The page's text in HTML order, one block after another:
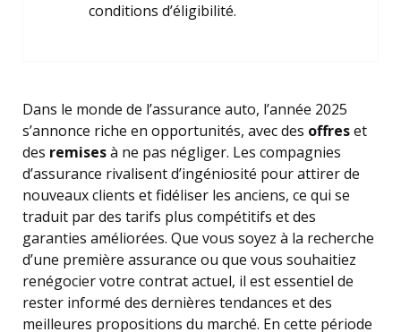
conditions d’éligibilité.
Dans le monde de l’assurance auto, l’année 2025
s’annonce riche en opportunités, avec des offreset
des remisesà ne pas négliger. Les compagnies
d’assurance rivalisent d’ingéniosité pour attirer de
nouveaux clients et fidéliser les anciens, ce qui se
traduit par des tarifs plus compétitifs et des
garanties améliorées. Que vous soyez à la recherche
d’une première assurance ou que vous souhaitiez
renégocier votre contrat actuel, il est essentiel de
rester informé des dernières tendances et des
meilleures propositions du marché. En cette période